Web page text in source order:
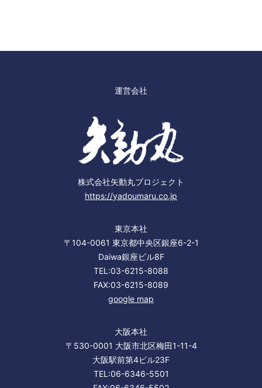
運営会社
株式会社矢動丸プロジェクト
https://yadoumaru.co.jp
東京本社
〒104-0061 東京都中央区銀座6-2-1
Daiwa銀座ビル8F
TEL:03-6215-8088
FAX:03-6215-8089
google map
大阪本社
〒530-0001 大阪市北区梅田1-11-4
大阪駅前第4ビル23F
TEL:06-6346-5501